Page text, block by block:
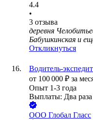
4.4
•
3 отзыва
деревня
Бабушкинская и
Откликнуться
Водитель-
от 100 000 ₽ за
Опыт 1-3 года
Выплаты: Два раза
ООО Глобал Гласс